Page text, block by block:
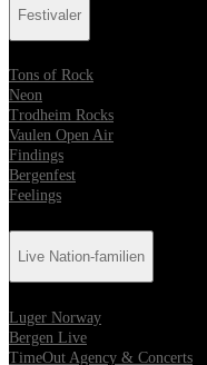
Festivaler
Tons of Rock
Neon
Trodheim Rocks
Vaulen Open Air
Findings
Bergenfest
Feelings
Live Nation-familien
Luger Norway
Bergen Live
TimeOut Agency & Concerts